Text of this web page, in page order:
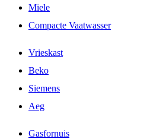
Miele
Compacte Vaatwasser
Vrieskast
Beko
Siemens
Aeg
Gasfornuis